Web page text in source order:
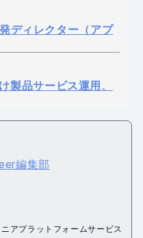
ディレクター（アプ
製品サービス運用、
編集部
アプラットフォームサービス